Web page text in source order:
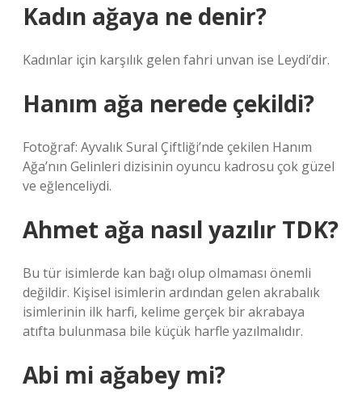
Kadın ağaya ne denir?
Kadınlar için karşılık gelen fahri unvan ise Leydi’dir.
Hanım ağa nerede çekildi?
Fotoğraf: Ayvalık Sural Çiftliği’nde çekilen Hanım
Ağa’nın Gelinleri dizisinin oyuncu kadrosu çok güzel
ve eğlenceliydi.
Ahmet ağa nasıl yazılır TDK?
Bu tür isimlerde kan bağı olup olmaması önemli
değildir. Kişisel isimlerin ardından gelen akrabalık
isimlerinin ilk harfi, kelime gerçek bir akrabaya
atıfta bulunmasa bile küçük harfle yazılmalıdır.
Abi mi ağabey mi?